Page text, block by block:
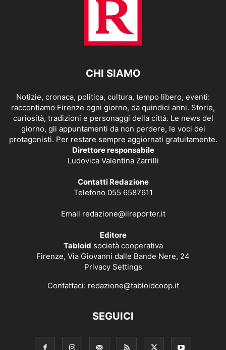
CHI SIAMO
Notizie, cronaca, politica, cultura, tempo libero, eventi:
raccontiamo Firenze ogni giorno, da quindici anni. Storie,
curiosità, tradizioni e personaggi della città. Le news del
giorno, gli appuntamenti da non perdere, le voci dei
protagonisti. Per restare sempre aggiornati gratuitamente.
Direttore responsabile
Ludovica Valentina Zarrilli
Contatti Redazione
Telefono 055 6587611
Email redazione@ilreporter.it
Editore
Tabloid società cooperativa
Firenze, Via Giovanni dalle Bande Nere, 24
Privacy Settings
Contattaci: redazione@tabloidcoop.it
SEGUICI